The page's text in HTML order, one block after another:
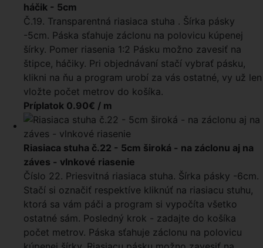
háčik - 5cm
Č.19. Transparentná riasiaca stuha . Šírka pásky
-5cm. Páska sťahuje záclonu na polovicu kúpenej
šírky. Pomer riasenia 1:2 Pásku možno zavesiť na
štipce, háčiky. Pri objednávaní stačí vybrať pásku,
klikni na ňu a program urobí za vás ostatné, vy už len
vložte počet metrov do košíka.
Príplatok 0.90€ / m
Riasiaca stuha č.22 - 5cm široká - na záclonu aj na
záves - vlnkové riasenie
Číslo 22. Priesvitná riasiaca stuha. Šírka pásky -6cm.
Stačí si označiť respektíve kliknúť na riasiacu stuhu,
ktorá sa vám páči a program si vypočíta všetko
ostatné sám. Posledný krok - zadajte do košíka
počet metrov. Páska sťahuje záclonu na polovicu